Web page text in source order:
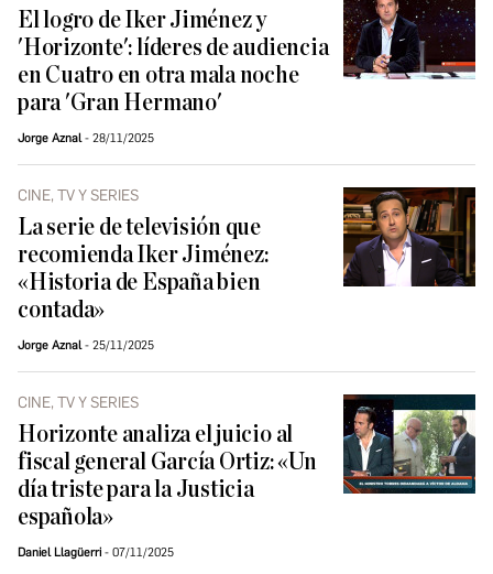
El logro de Iker Jiménez y
'Horizonte': líderes de audiencia
en Cuatro en otra mala noche
para 'Gran Hermano'
Jorge Aznal 28/11/2025
CINE, TV Y SERIES
La serie de televisión que
recomienda Iker Jiménez:
«Historia de España bien
contada»
Jorge Aznal 25/11/2025
CINE, TV Y SERIES
Horizonte analiza el juicio al
fiscal general García Ortiz: «Un
día triste para la Justicia
española»
Daniel Llagüerri 07/11/2025